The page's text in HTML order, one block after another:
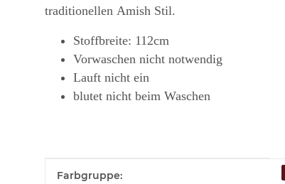
traditionellen Amish Stil.
Stoffbreite: 112cm
Vorwaschen nicht notwendig
Lauft nicht ein
blutet nicht beim Waschen
Produkteigenschaft
Wert
Farbgruppe: